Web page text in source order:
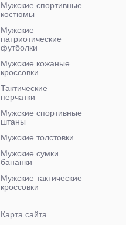
Мужские спортивные
костюмы
Мужские
патриотические
футболки
Мужские кожаные
кроссовки
Тактические
перчатки
Мужские спортивные
штаны
Мужские толстовки
Мужские сумки
бананки
Мужские тактические
кроссовки
Карта сайта